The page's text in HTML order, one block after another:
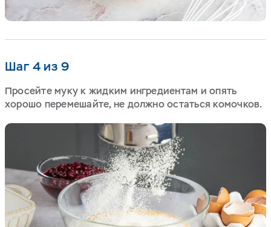
Шаг 4 из 9
Просейте муку к жидким ингредиентам и опять
хорошо перемешайте, не должно остаться комочков.